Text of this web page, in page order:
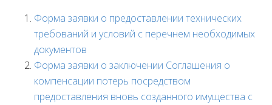
Форма заявки о предоставлении технических
требований и условий с перечнем необходимых
документов
Форма заявки о заключении Соглашения о
компенсации потерь посредством
предоставления вновь созданного имущества с